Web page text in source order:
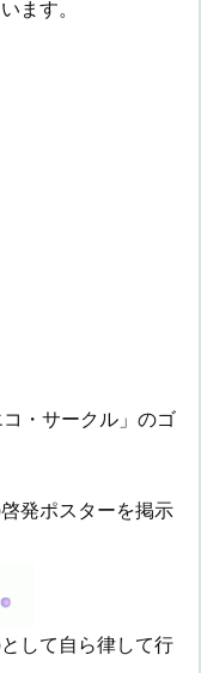
ます。
・サークル」のゴ
発ポスターを掲示
して自ら律して行